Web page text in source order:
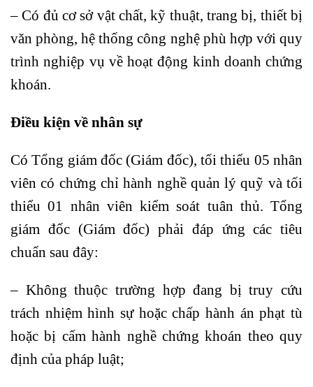
– Có đủ cơ sở vật chất, kỹ thuật, trang bị, thiết bị
văn phòng, hệ thống công nghệ phù hợp với quy
trình nghiệp vụ về hoạt động kinh doanh chứng
khoán.
Điều kiện về nhân sự
Có Tổng giám đốc (Giám đốc), tối thiểu 05 nhân
viên có chứng chỉ hành nghề quản lý quỹ và tối
thiểu 01 nhân viên kiểm soát tuân thủ. Tổng
giám đốc (Giám đốc) phải đáp ứng các tiêu
chuẩn sau đây:
– Không thuộc trường hợp đang bị truy cứu
trách nhiệm hình sự hoặc chấp hành án phạt tù
hoặc bị cấm hành nghề chứng khoán theo quy
định của pháp luật;